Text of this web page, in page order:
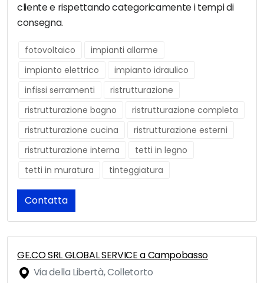
cliente e rispettando categoricamente i tempi di
consegna.
fotovoltaico
impianti allarme
impianto elettrico
impianto idraulico
infissi serramenti
ristrutturazione
ristrutturazione bagno
ristrutturazione completa
ristrutturazione cucina
ristrutturazione esterni
ristrutturazione interna
tetti in legno
tetti in muratura
tinteggiatura
Contatta
GE.CO SRL GLOBAL SERVICE a Campobasso
Via della Libertà, Colletorto